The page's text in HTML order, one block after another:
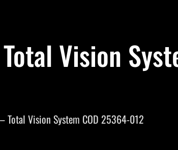
Vision
Total Vision System COD 25364-012